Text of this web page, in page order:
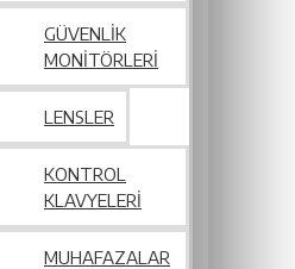
GÜVENLIK
MONITÖRLERI
LENSLER
KONTROL
KLAVYELERI
MUHAFAZALAR